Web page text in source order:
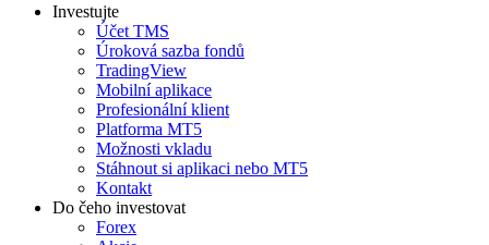
Investujte
Účet TMS
Úroková sazba fondů
TradingView
Mobilní aplikace
Profesionální klient
Platforma MT5
Možnosti vkladu
Stáhnout si aplikaci nebo MT5
Kontakt
Do čeho investovat
Forex